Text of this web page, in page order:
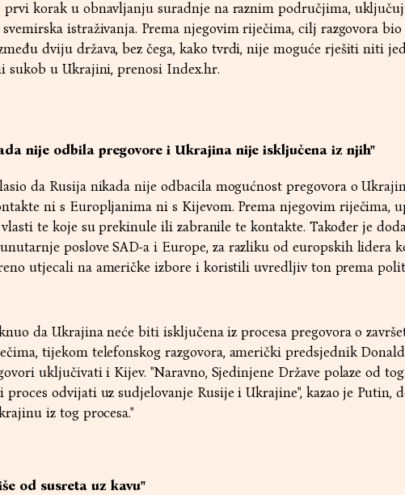
prvi korak u obnavljanju suradnje na raznim područjima,
istraživanja. Prema njegovim riječima, cilj razgovora bio
dviju država, bez čega, kako tvrdi, nije moguće rješiti niti
sukob u Ukrajini, prenosi Index.hr.
nije odbila pregovore i Ukrajina nije isključena iz njih"
da Rusija nikada nije odbacila mogućnost pregovora o
ni s Europljanima ni s Kijevom. Prema njegovim riječima,
te koje su prekinule ili zabranile te kontakte. Također je
poslove SAD-a i Europe, za razliku od europskih lidera
utjecali na američke izbore i koristili uvredljiv ton prema
da Ukrajina neće biti isključena iz procesa pregovora o
tijekom telefonskog razgovora, američki predsjednik
uključivati i Kijev. "Naravno, Sjedinjene Države polaze od
proces odvijati uz sudjelovanje Rusije i Ukrajine", kazao je Putin,
iz tog procesa."
od susreta uz kavu"